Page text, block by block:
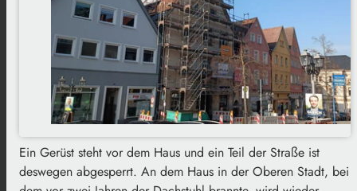
Ein Gerüst steht vor dem Haus und ein Teil der Straße ist
deswegen abgesperrt. An dem Haus in der Oberen Stadt, bei